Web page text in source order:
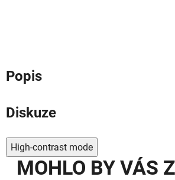
Popis
Diskuze
High-contrast mode
MOHLO BY VÁS